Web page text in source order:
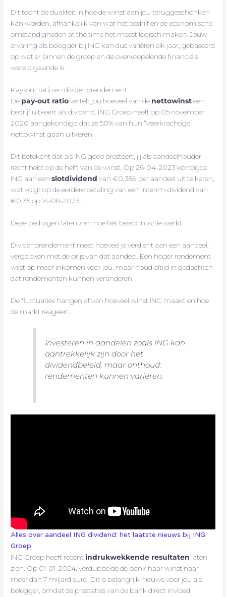
Dit toont de dualiteit in hoe de winst aan jou teruggeschonken
kan worden, afhankelijk van wat het bedrijf en de economische
omstandigheden at the time het meest logisch maken. Jouw
ervaring als belegger bij ING kan dus variëren elk jaar, gebaseerd
op wat er binnen de groep en de overkoepelende financiële
wereld gaande is.
Pay-out ratio en dividendrendement
De pay-out ratiovertelt jou hoeveel van de nettowinsteen
bedrijf uitkeert als dividend. ING Groep heeft op 05 november
2020 aangekondigd dat ze 50% van hun “veerkrachtige”
nettowinst gaan uitkeren.
Dit betekent dat als ING goed presteert, jij als aandeelhouder
recht hebt op de helft van de winst. Op 26-04-2023 kondigde
ING aan eenslotdividend van €0,389 per aandeel uit te keren,
wat volgt op de eerdere betaling van een interim-dividend van
€0,35 op 14-08-2023.
Deze bedragen laten zien hoe het beleid in actie werkt.
Dividendrendement meet hoeveel je verdient aan een aandeel,
vergeleken met de prijs van dat aandeel. Een hoger rendement
wijst op meer inkomen voor jou, maar houd altijd in gedachten
dat rendementen kunnen veranderen.
De fluctuaties hangen af van hoeveel winst ING maakt en hoe
de markt reageert.
Investeren in aandelen zoals ING kan
aantrekkelijk zijn door het
dividendbeleid, maar onthoud:
rendementen kunnen variëren.
Alles over aandeel ING dividend: het laatste nieuws bij ING
Groep
ING Groep heeft recentindrukwekkende resultaten laten
zien. Op 01-01-2024, verdubbelde de bank haar winst naar
meer dan 7 miljard euro. Dit is belangrijk nieuws voor jou als
belegger, omdat de prestaties van de bank direct invloed